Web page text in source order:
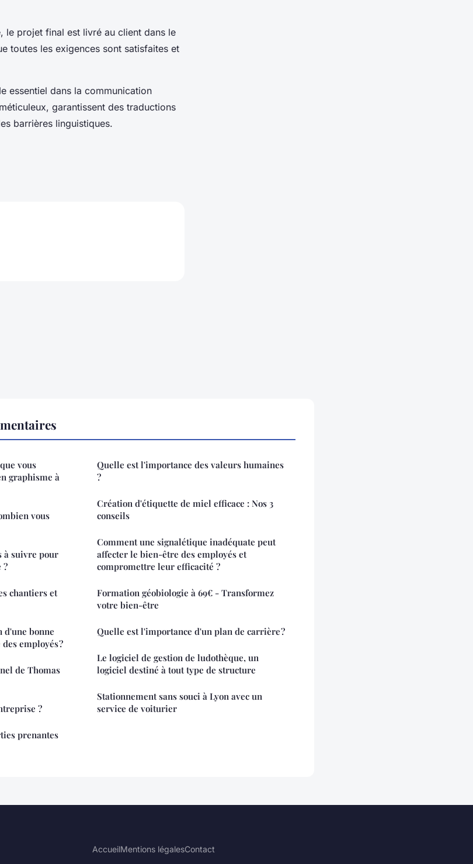
le projet final est livré au client dans le
toutes les exigences sont satisfaites et
essentiel dans la communication
garantissent des traductions
barrières linguistiques.
vous
graphisme à
vous
à suivre pour
?
chantiers et
bonne
employés ?
de Thomas
?
prenantes
Quelle est l'importance des valeurs humaines
?
Création d'étiquette de miel efficace : Nos 3
conseils
Comment une signalétique inadéquate peut
affecter le bien-être des employés et
compromettre leur efficacité ?
Formation géobiologie à 69€ - Transformez
votre bien-être
Quelle est l'importance d'un plan de carrière ?
Le logiciel de gestion de ludothèque, un
logiciel destiné à tout type de structure
Stationnement sans souci à Lyon avec un
service de voiturier
AccueilMentions légalesContact